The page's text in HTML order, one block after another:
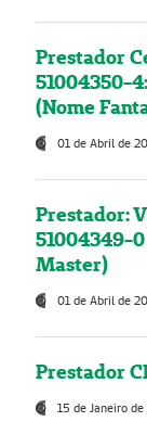
Prestador
51004350-
(Nome
01 de Abril de
Prestador:
51004349-
Master)
01 de Abril de
Prestador
15 de Janeiro